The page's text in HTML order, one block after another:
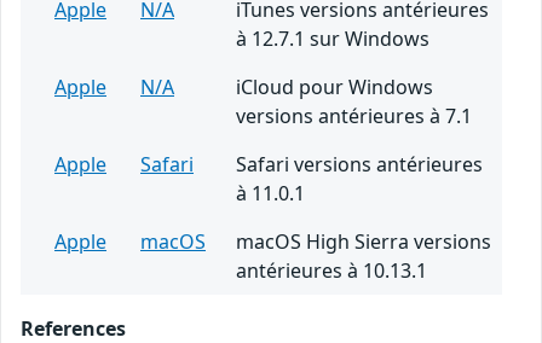
Apple
N/A
iTunes versions antérieures
à 12.7.1 sur Windows
Apple
N/A
iCloud pour Windows
versions antérieures à 7.1
Apple
Safari
Safari versions antérieures
à 11.0.1
Apple
macOS
macOS High Sierra versions
antérieures à 10.13.1
References